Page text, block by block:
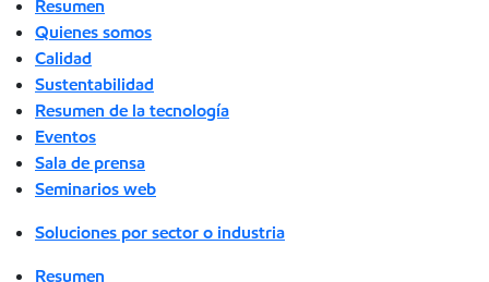
Resumen
Quienes somos
Calidad
Sustentabilidad
Resumen de la tecnología
Eventos
Sala de prensa
Seminarios web
Soluciones por sector o industria
Resumen